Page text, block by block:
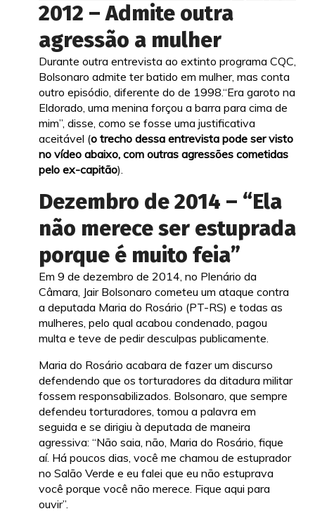
2012 – Admite outra
agressão a mulher
Durante outra entrevista ao extinto programa CQC,
Bolsonaro admite ter batido em mulher, mas conta
outro episódio, diferente do de 1998.“Era garoto na
Eldorado, uma menina forçou a barra para cima de
mim”, disse, como se fosse uma justificativa
aceitável (o trecho dessa entrevista pode ser visto
no vídeo abaixo, com outras agressões cometidas
pelo ex-capitão).
Dezembro de 2014 – “Ela
não merece ser estuprada
porque é muito feia”
Em 9 de dezembro de 2014, no Plenário da
Câmara, Jair Bolsonaro cometeu um ataque contra
a deputada Maria do Rosário (PT-RS) e todas as
mulheres, pelo qual acabou condenado, pagou
multa e teve de pedir desculpas publicamente.
Maria do Rosário acabara de fazer um discurso
defendendo que os torturadores da ditadura militar
fossem responsabilizados. Bolsonaro, que sempre
defendeu torturadores, tomou a palavra em
seguida e se dirigiu à deputada de maneira
agressiva: “Não saia, não, Maria do Rosário, fique
aí. Há poucos dias, você me chamou de estuprador
no Salão Verde e eu falei que eu não estuprava
você porque você não merece. Fique aqui para
ouvir”.